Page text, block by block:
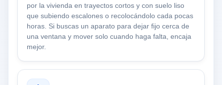
por la vivienda en trayectos cortos y con suelo liso
que subiendo escalones o recolocándolo cada pocas
horas. Si buscas un aparato para dejar fijo cerca de
una ventana y mover solo cuando haga falta, encaja
mejor.